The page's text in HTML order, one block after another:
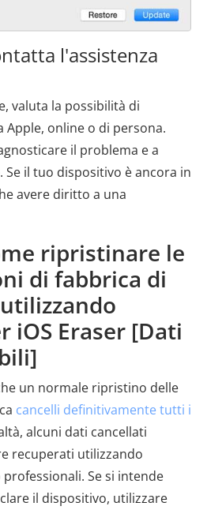
l'assistenza
valuta la possibilità di
online o di persona.
il problema e a
il tuo dispositivo è ancora in
avere diritto a una
ripristinare le
di fabbrica di
iOS Eraser [Dati
un normale ripristino delle
cancelli definitivamente tutti i
alcuni dati cancellati
recuperati utilizzando
Se si intende
il dispositivo, utilizzare